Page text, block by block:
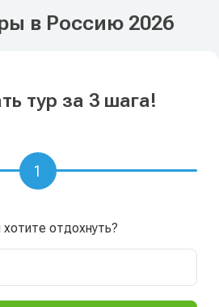
в Россию 2026
тур за 3 шага!
отдохнуть?
1